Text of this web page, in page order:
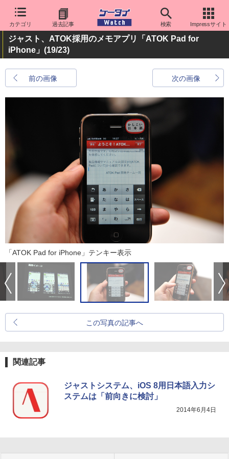
カテゴリ 過去記事 検索 Impressサイト
ジャスト、ATOK採用のメモアプリ「ATOK Pad for
iPhone」 (19/23)
前の画像 次の画像
「ATOK Pad for iPhone」テンキー表示
この写真の記事へ
関連記事
ジャストシステム、iOS 8用日本語入力シ
ステムは「前向きに検討」
2014年6月4日